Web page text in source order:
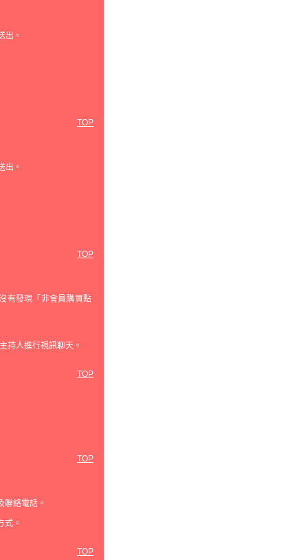
出。
TOP
出。
TOP
有發現「非會員購買點
持人進行視訊聊天。
TOP
TOP
聯絡電話。
式。
TOP